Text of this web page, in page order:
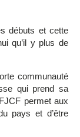
débuts et cette
qu’il y plus de
communauté
qui prend sa
permet aux
pays et d’être